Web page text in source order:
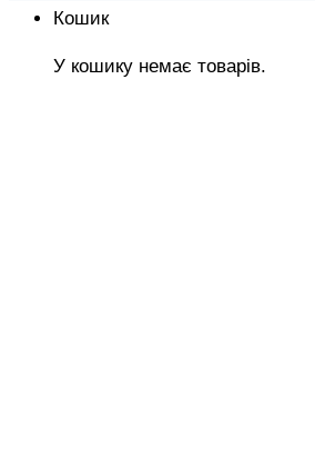
Кошик
У кошику немає товарів.